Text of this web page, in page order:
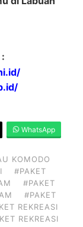
WhatsApp
KOMODO
#PAKET
#PAKET
#PAKET
REKREASI
REKREASI